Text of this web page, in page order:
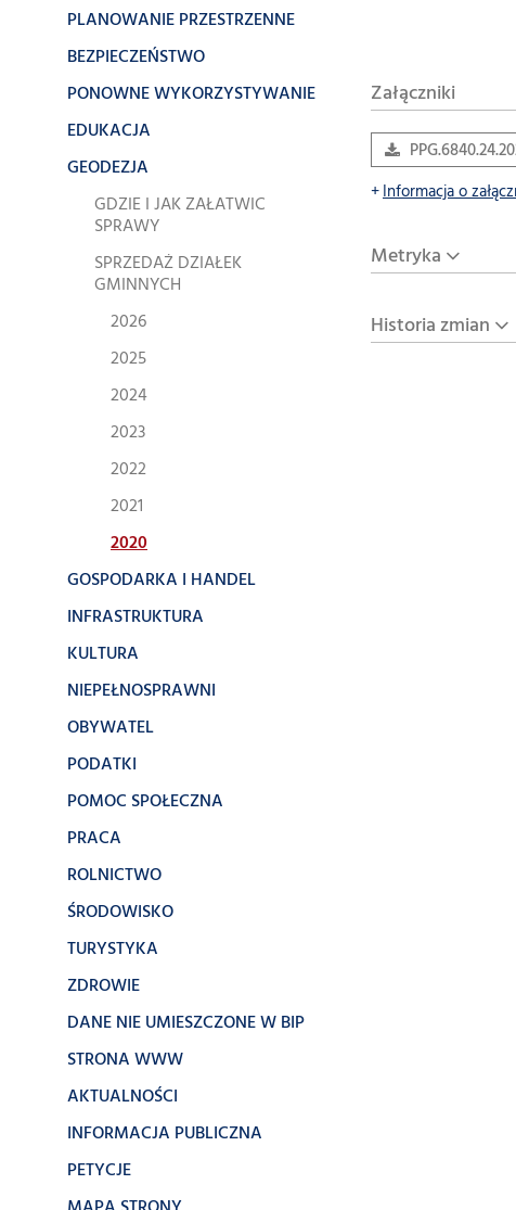
PLANOWANIE PRZESTRZENNE
BEZPIECZEŃSTWO
PONOWNE WYKORZYSTYWANIE
EDUKACJA
GEODEZJA
GDZIE I JAK ZAŁATWIC
SPRAWY
SPRZEDAŻ DZIAŁEK
GMINNYCH
2026
2025
2024
2023
2022
2021
2020
GOSPODARKA I HANDEL
INFRASTRUKTURA
KULTURA
NIEPEŁNOSPRAWNI
OBYWATEL
PODATKI
POMOC SPOŁECZNA
PRACA
ROLNICTWO
ŚRODOWISKO
TURYSTYKA
ZDROWIE
DANE NIE UMIESZCZONE W BIP
STRONA WWW
AKTUALNOŚCI
INFORMACJA PUBLICZNA
PETYCJE
Załączniki
Informacja o
Metryka
Historia zmian